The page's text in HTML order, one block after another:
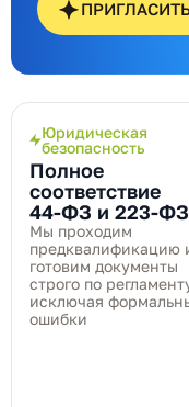
Юридическая
безопасность
Полное
соответствие
44‑ФЗ и 223‑ФЗ
Мы проходим
предквалификацию
готовим документы
строго по
исключая
ошибки